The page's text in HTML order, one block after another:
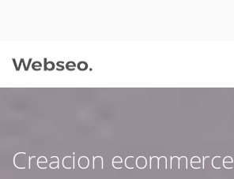
Creacion ecommerce
09:30 AM A 18:30 PM